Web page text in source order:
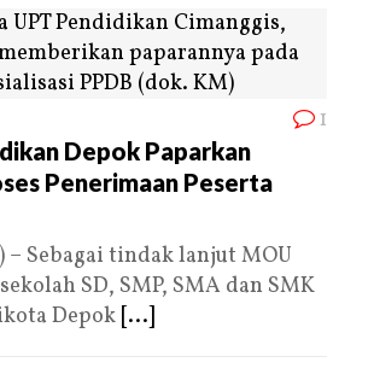
1
Depok Paparkan
Penerimaan Peserta
– Sebagai tindak lanjut MOU
SD, SMP, SMA dan SMK
Depok [...]